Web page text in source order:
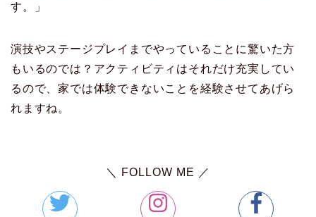
す。」
演技やステージプレイまでやっていることに驚いた方
もいるのでは？アクティビティはそれだけ充実してい
るので、家では体験できないことを経験させてあげら
れますね。
＼ FOLLOW ME ／